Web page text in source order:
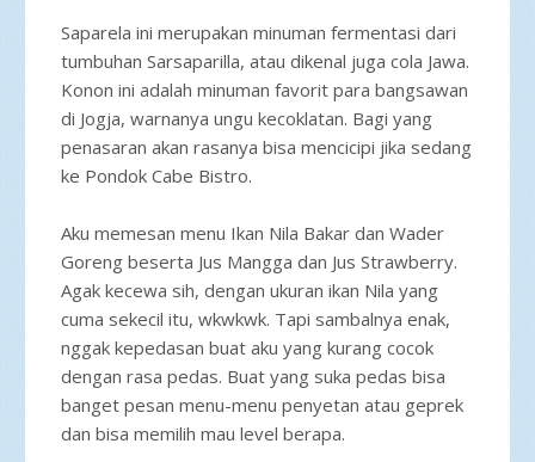
Saparela ini merupakan minuman fermentasi dari
tumbuhan Sarsaparilla, atau dikenal juga cola Jawa.
Konon ini adalah minuman favorit para bangsawan
di Jogja, warnanya ungu kecoklatan. Bagi yang
penasaran akan rasanya bisa mencicipi jika sedang
ke Pondok Cabe Bistro.
Aku memesan menu Ikan Nila Bakar dan Wader
Goreng beserta Jus Mangga dan Jus Strawberry.
Agak kecewa sih, dengan ukuran ikan Nila yang
cuma sekecil itu, wkwkwk. Tapi sambalnya enak,
nggak kepedasan buat aku yang kurang cocok
dengan rasa pedas. Buat yang suka pedas bisa
banget pesan menu-menu penyetan atau geprek
dan bisa memilih mau level berapa.